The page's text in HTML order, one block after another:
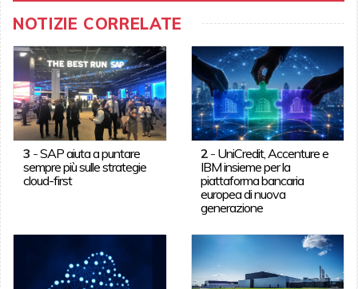
NOTIZIE CORRELATE
3 -SAP aiuta a puntare
sempre più sulle strategie
cloud-first
2 - UniCredit, Accenture e
IBM insieme per la
piattaforma bancaria
europea di nuova
generazione